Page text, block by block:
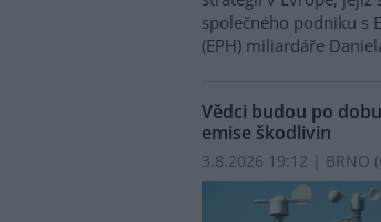
společného podniku s
(EPH) miliardáře
Vědci budou po
emise škodlivin
3.8.2026 19:12 | BRNO (